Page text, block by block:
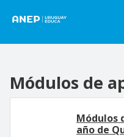
Módulos de
Módulos
año de